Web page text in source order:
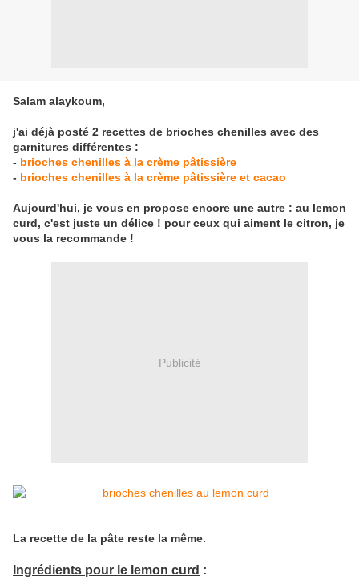
Salam alaykoum,
j'ai déjà posté 2 recettes de brioches chenilles avec des
garnitures différentes :
- brioches chenilles à la crème pâtissière
- brioches chenilles à la crème pâtissière et cacao
Aujourd'hui, je vous en propose encore une autre : au lemon
curd, c'est juste un délice ! pour ceux qui aiment le citron, je
vous la recommande !
Publicité
La recette de la pâte reste la même.
Ingrédients pour le lemon curd :